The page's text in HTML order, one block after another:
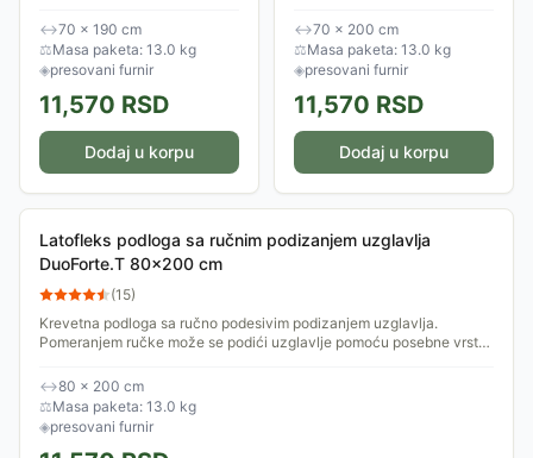
može se podići uzglavlje
pomoću posebne vrste okova
- makaza u 10-ak...
↔70 × 190 cm
⚖Masa paketa: 13.0 kg
◈presovani furnir
11,570 RSD
Dodaj u korpu
može se podići uzglavlje
pomoću posebne vrste okova
- makaza u 10-ak...
↔70 × 200 cm
⚖Masa paketa: 13.0 kg
◈presovani furnir
11,570 RSD
Dodaj u korpu
Latofleks podloga sa ručnim podizanjem uzglavlja
DuoForte.T 80x200 cm
(15)
Krevetna podloga sa ručno podesivim podizanjem uzglavlja.
Pomeranjem ručke može se podići uzglavlje pomoću posebne vrste
↔80 × 200 cm
⚖Masa paketa: 13.0 kg
◈presovani furnir